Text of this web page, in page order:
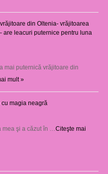
din Oltenia- vrăjitoarea
are leacuri puternice pentru luna
mai puternică vrăjitoare din
mult »
cu magia neagră
mea şi a căzut în …Citeşte mai